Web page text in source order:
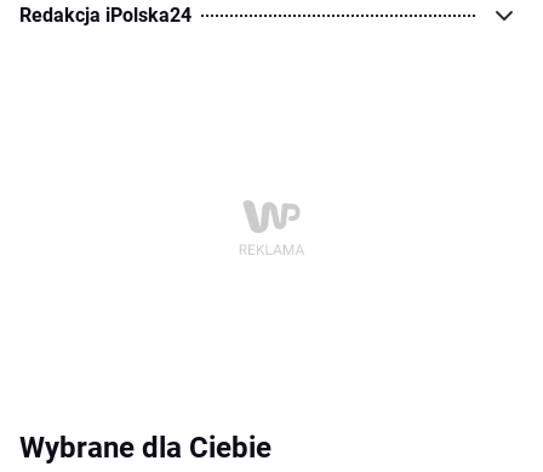
Redakcja iPolska24
Wybrane dla Ciebie